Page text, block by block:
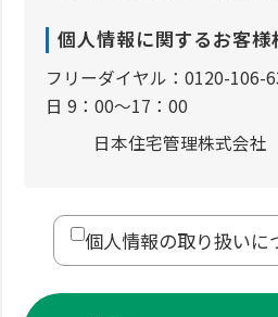
個人情報に関するお客様
フリーダイヤル：0120-
日 9：00～17：00
日本住宅管理株式会
個人情報の取り扱いに